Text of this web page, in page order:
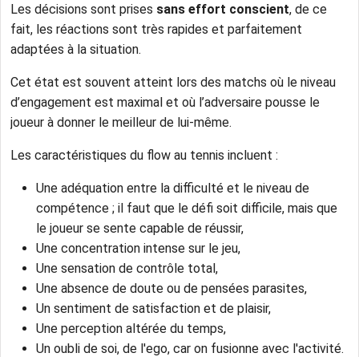
Les décisions sont prises sans effort conscient, de ce
fait, les réactions sont très rapides et parfaitement
adaptées à la situation.
Cet état est souvent atteint lors des matchs où le niveau
d’engagement est maximal et où l’adversaire pousse le
joueur à donner le meilleur de lui-même.
Les caractéristiques du flow au tennis incluent :
Une adéquation entre la difficulté et le niveau de
compétence ; il faut que le défi soit difficile, mais que
le joueur se sente capable de réussir,
Une concentration intense sur le jeu,
Une sensation de contrôle total,
Une absence de doute ou de pensées parasites,
Un sentiment de satisfaction et de plaisir,
Une perception altérée du temps,
Un oubli de soi, de l'ego, car on fusionne avec l'activité.